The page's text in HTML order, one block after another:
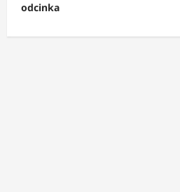
c
z
odcinka